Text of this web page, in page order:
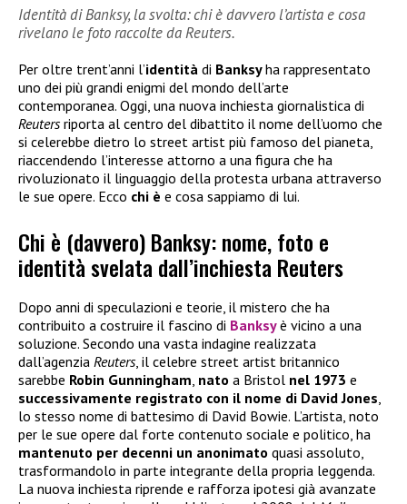
Identità di Banksy, la svolta: chi è davvero l’artista e cosa
rivelano le foto raccolte da Reuters.
Per oltre trent’anni l’identità di Banksyha rappresentato
uno dei più grandi enigmi del mondo dell’arte
contemporanea. Oggi, una nuova inchiesta giornalistica di
Reutersriporta al centro del dibattito il nome dell’uomo che
si celerebbe dietro lo street artist più famoso del pianeta,
riaccendendo l’interesse attorno a una figura che ha
rivoluzionato il linguaggio della protesta urbana attraverso
le sue opere. Ecco chi è e cosa sappiamo di lui.
Chi è (davvero) Banksy: nome, foto e
identità svelata dall’inchiesta Reuters
Dopo anni di speculazioni e teorie, il mistero che ha
contribuito a costruire il fascino di Banksyè vicino a una
soluzione. Secondo una vasta indagine realizzata
dall’agenzia Reuters, il celebre street artist britannico
sarebbe Robin Gunningham, nato a Bristol nel 1973 e
successivamente registrato con il nome di David Jones,
lo stesso nome di battesimo di David Bowie. L’artista, noto
per le sue opere dal forte contenuto sociale e politico, ha
mantenuto per decenni un anonimato quasi assoluto,
trasformandolo in parte integrante della propria leggenda.
La nuova inchiesta riprende e rafforza ipotesi già avanzate